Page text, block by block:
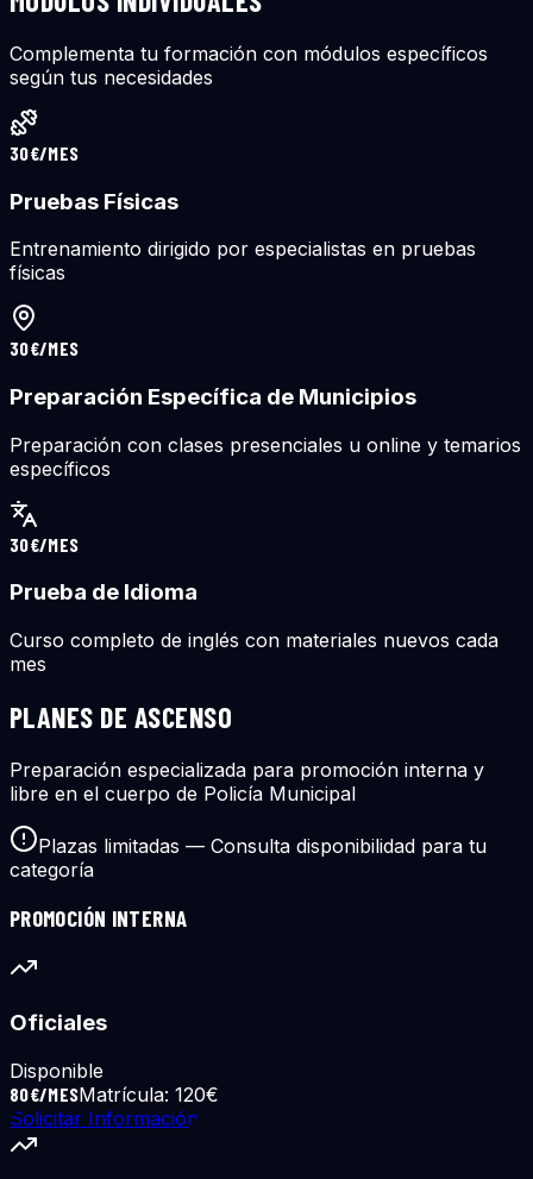
Complementa tu formación con módulos específicos
según tus necesidades
30€/MES
Pruebas Físicas
Entrenamiento dirigido por especialistas en pruebas
físicas
30€/MES
Preparación Específica de Municipios
Preparación con clases presenciales u online y temarios
específicos
30€/MES
Prueba de Idioma
Curso completo de inglés con materiales nuevos cada
mes
PLANES DE ASCENSO
Preparación especializada para promoción interna y
libre en el cuerpo de Policía Municipal
Plazas limitadas — Consulta disponibilidad para tu
categoría
PROMOCIÓN INTERNA
Oficiales
Disponible
80€/MESMatrícula:120€
Solicitar Información